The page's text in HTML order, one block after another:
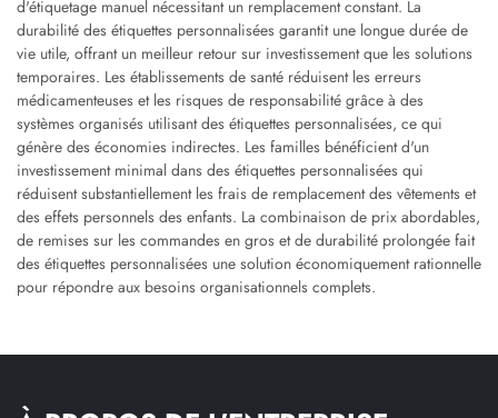
d'étiquetage manuel nécessitant un remplacement constant. La
durabilité des étiquettes personnalisées garantit une longue durée de
vie utile, offrant un meilleur retour sur investissement que les solutions
temporaires. Les établissements de santé réduisent les erreurs
médicamenteuses et les risques de responsabilité grâce à des
systèmes organisés utilisant des étiquettes personnalisées, ce qui
génère des économies indirectes. Les familles bénéficient d'un
investissement minimal dans des étiquettes personnalisées qui
réduisent substantiellement les frais de remplacement des vêtements et
des effets personnels des enfants. La combinaison de prix abordables,
de remises sur les commandes en gros et de durabilité prolongée fait
des étiquettes personnalisées une solution économiquement rationnelle
pour répondre aux besoins organisationnels complets.